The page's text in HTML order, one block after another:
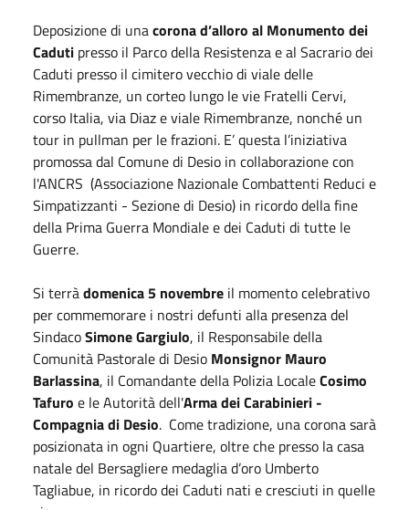
Deposizione di unacorona d’alloro al Monumento dei
Caduti presso il Parco della Resistenza e al Sacrario dei
Caduti presso il cimitero vecchio di viale delle
Rimembranze, un corteo lungo le vie Fratelli Cervi,
corso Italia, via Diaz e viale Rimembranze, nonché un
tour in pullman per le frazioni. E’ questa l’iniziativa
promossa dal Comune di Desio in collaborazione con
l'ANCRS (Associazione Nazionale Combattenti Reduci e
Simpatizzanti - Sezione di Desio) in ricordo della fine
della Prima Guerra Mondiale e dei Caduti di tutte le
Guerre.
Si terràdomenica 5 novembre il momento celebrativo
per commemorare i nostri defunti alla presenza del
SindacoSimone Gargiulo, il Responsabile della
Comunità Pastorale di Desio Monsignor Mauro
Barlassina, il Comandante della Polizia LocaleCosimo
Tafuro e le Autorità dell'Arma dei Carabinieri -
Compagnia di Desio. Come tradizione, una corona sarà
posizionata in ogni Quartiere, oltre che presso la casa
natale del Bersagliere medaglia d’oro Umberto
Tagliabue, in ricordo dei Caduti nati e cresciuti in quelle